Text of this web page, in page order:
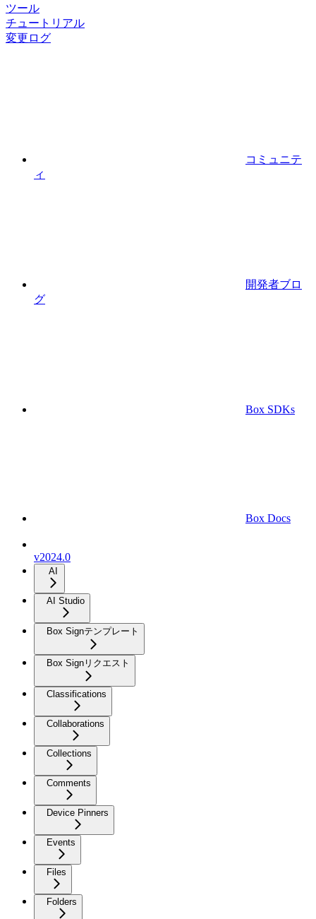
ツール
チュートリアル
変更ログ
コミュニテ
ィ
開発者ブロ
グ
Box SDKs
Box Docs
v2024.0
AI
AI Studio
Box Signテンプレート
Box Signリクエスト
Classifications
Collaborations
Collections
Comments
Device Pinners
Events
Files
Folders